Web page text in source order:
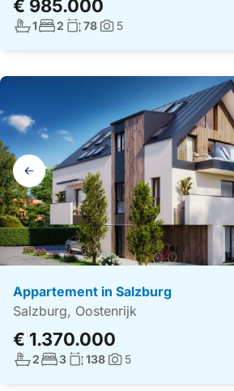
€ 985.000
Aantal badkamers:
1Aantal slaapkamers:
2 Woonoppervlakte:
78Foto's:
5
Galerij
navigatie
Appartement in Salzburg
Salzburg, Oostenrijk
€ 1.370.000
Aantal badkamers:
2Aantal slaapkamers:
3Woonoppervlakte:
138Foto's:
5